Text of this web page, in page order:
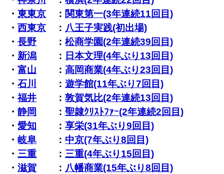
・東東京 ： 関東第一(3年連続11回目)
・西東京 ： 八王子実践(初出場)
・長野 ：松商学園(2年連続39回目)
・ 新潟 ： 日本文理(4年ぶり13回目)
・富山 ：高岡商業(4年ぶり23回目)
・石川 ：遊学館(11年ぶり7回目)
・福井 ：敦賀気比(2年連続13回目)
・静岡 ：聖隷ｸﾘｽﾄﾌｧｰ(2年連続2回目)
・愛知 ：享栄(31年ぶり9回目)
・岐阜 ： 中京(7年ぶり8回目)
・ 三重 ： 三重(4年ぶり15回目)
・滋賀 ： 八幡商業(15年ぶり8回目)